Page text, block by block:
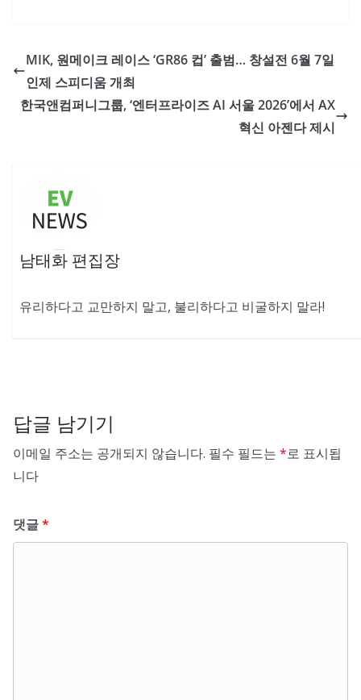
MIK, 원메이크 레이스 ‘GR86 컵’ 출범… 창설전 6월 7일
인제 스피디움 개최
한국앤컴퍼니그룹, ‘엔터프라이즈 AI 서울 2026’에서 AX
혁신 아젠다 제시
남태화 편집장
유리하다고 교만하지 말고, 불리하다고 비굴하지 말라!
답글 남기기
이메일 주소는 공개되지 않습니다. 필수 필드는 *로 표시됩
니다
댓글*